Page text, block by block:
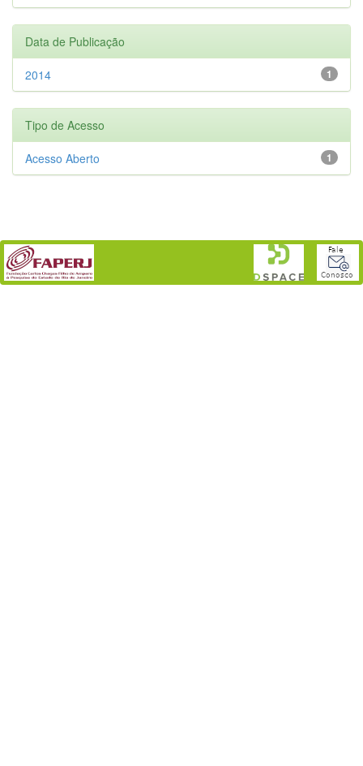
Data de Publicação
1
2014
Tipo de Acesso
1
Acesso Aberto